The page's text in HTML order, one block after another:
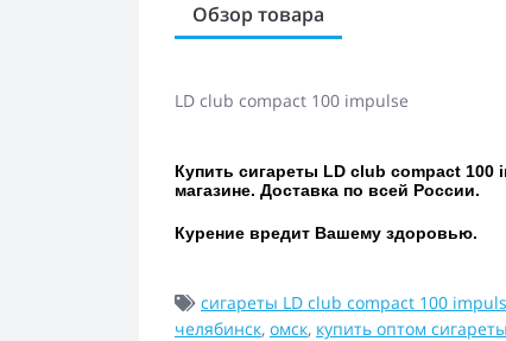
Обзор товара
LD club compact 100 impulse
Купить сигареты LD club compact
магазине. Доставка по всей России.
Курение вредит Вашему здоровью.
сигареты LD club compact 100
челябинск, омск, купить оптом